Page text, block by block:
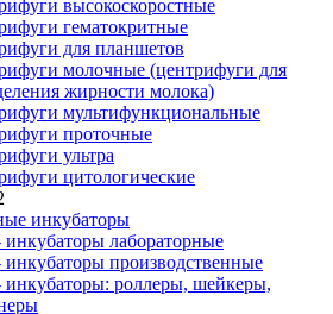
высокоскоростные
гематокритные
для планшетов
молочные (центрифуги для
жирности молока)
мультифункциональные
проточные
ультра
цитологические
инкубаторы
лабораторные
производственные
роллеры, шейкеры,